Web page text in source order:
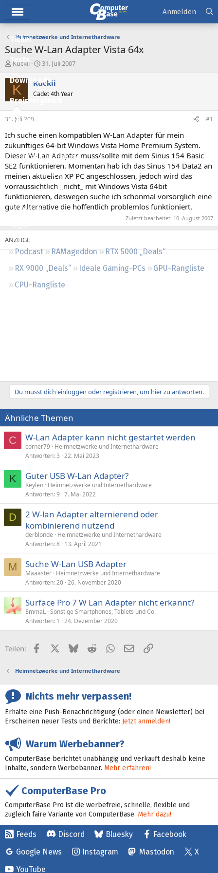
Ticker
Tests
Downloads
Preisvergleich
Forum
Aktuelles
Empfohlene Inhalte
Neue Beiträge
Neueste Aktivitäten
Leserartikel
Regeln
Podcast RAMageddon
RTX 5000 „Deals“
RX 9000 „Deals“
Ideale Gaming-PCs
GPU-Rangliste
CPU-Rangliste
Anmelden
Heimnetzwerke und Internethardware
Suche W-Lan Adapter Vista 64x
E
s
e
e
r
Kuckii
E
s
t
e
t
a
m
31. Juli 2007
K Kuckii
Cadet 4th Year
31. Juli 2007 #1
Ich suche einen kompatiblen W-Lan Adapter für mein
zukünftiges 64-bit Windows Vista Home Premium System.
Dieser W-Lan Adapter muss/sollte mit dem Sinus 154 Basic
SE2 funktionieren. Momentan hab ich das Sinus 154 Data2 an
meinen aktuellen XP PC angeschlossen, jedoch wird das
vorraussichtlich _nicht_ mit Windows Vista 64bit
funktionieren, deswegen suche ich schonmal vorsorglich eine
gute Alternative die hoffentlich problemlos funktioniert.
Zuletzt bearbeitet: 10. August 2007
Du musst dich einloggen oder registrieren, um hier zu antworten.
Ähnliche Themen
C W-Lan Adapter kann nicht gestartet werden
corner79
Heimnetzwerke und Internethardware
Antworten 3 22. Mai 2023
K Guter USB W-Lan Adapter?
Keylen Heimnetzwerke und Internethardware
Antworten 9 7. Mai 2022
D
2 W-lan Adapter alternierend oder
kombinierend nutzend
derblonde
Heimnetzwerke und Internethardware
Antworten 8 13. April 2021
M Suche W-Lan USB Adapter
Maaaster Heimnetzwerke und Internethardware
Antworten 20 26. November 2020
Surface Pro 7 W Lan Adapter nicht erkannt?
EmmaL Sonstige Smartphones, Tablets und Co.
Antworten 1 24. Dezember 2020
Teilen: FacebookX (Twitter)
BlueskyRedditWhatsApp
E-MailLink
Heimnetzwerke und Internethardware
Nichts mehr verpassen!
Erhalte eine Push-Benachrichtigung (oder einen Newsletter) bei
Erscheinen neuer Tests und Berichte: Jetzt anmelden!
Warum Werbebanner?
ComputerBase berichtet unabhängig und verkauft deshalb keine
Inhalte, sondern Werbebanner. Mehr erfahren!
ComputerBase Pro
ComputerBase Pro ist die werbefreie, schnelle, flexible und
zugleich faire Variante von ComputerBase. Mehr dazu!
Feeds Discord Bluesky
Facebook
Google News
Instagram Mastodon
X
YouTube